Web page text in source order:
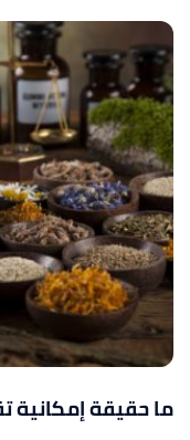
ما حقيقة إمكانية